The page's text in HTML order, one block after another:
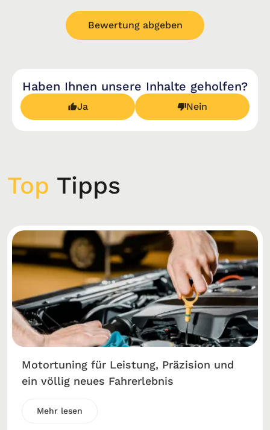
Bewertung abgeben
Haben Ihnen unsere Inhalte geholfen?
Ja Nein
Top Tipps
Motortuning für Leistung, Präzision und
ein völlig neues Fahrerlebnis
Mehr lesen